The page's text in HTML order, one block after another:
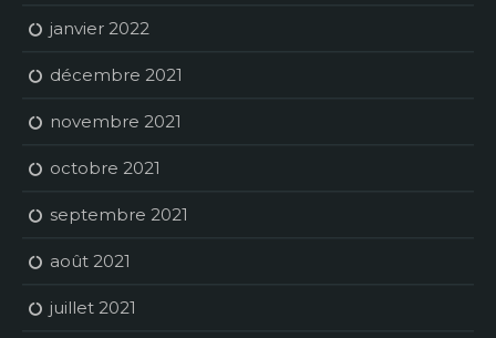
janvier 2022
décembre 2021
novembre 2021
octobre 2021
septembre 2021
août 2021
juillet 2021